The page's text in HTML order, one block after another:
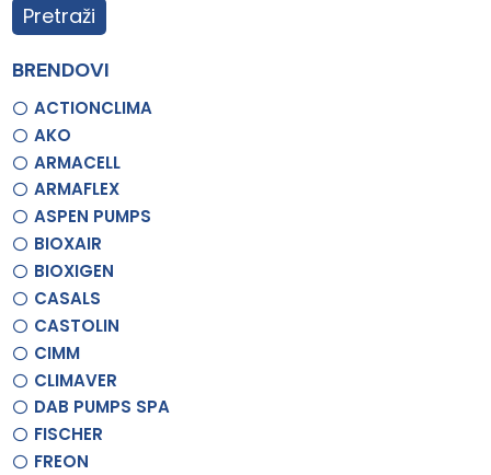
Pretraži
BRENDOVI
ACTIONCLIMA
AKO
ARMACELL
ARMAFLEX
ASPEN PUMPS
BIOXAIR
BIOXIGEN
CASALS
CASTOLIN
CIMM
CLIMAVER
DAB PUMPS SPA
FISCHER
FREON